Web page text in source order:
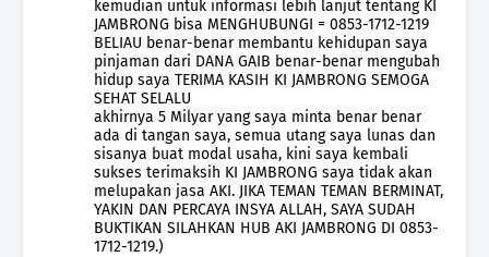
kemudian untuk informasi lebih lanjut tentang KI
JAMBRONG bisa MENGHUBUNGI = 0853-1712-1219
BELIAU benar-benar membantu kehidupan saya
pinjaman dari DANA GAIB benar-benar mengubah
hidup saya TERIMA KASIH KI JAMBRONG SEMOGA
SEHAT SELALU
akhirnya 5 Milyar yang saya minta benar benar
ada di tangan saya, semua utang saya lunas dan
sisanya buat modal usaha, kini saya kembali
sukses terimaksih KI JAMBRONG saya tidak akan
melupakan jasa AKI. JIKA TEMAN TEMAN BERMINAT,
YAKIN DAN PERCAYA INSYA ALLAH, SAYA SUDAH
BUKTIKAN SILAHKAN HUB AKI JAMBRONG DI 0853-
1712-1219.)